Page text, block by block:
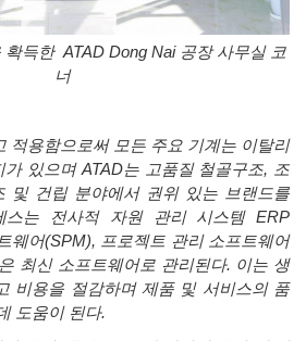
확득한ATAD Dong Nai 공장 사무실 코
너
적용함으로써 모든 주요 기계는 이탈리
가 있으며ATAD는 고품질 철골구조, 조
및 건립 분야에서 권위 있는 브랜드를
스는 전사적 자원 관리 시스템ERP
웨어(SPM), 프로젝트 관리 소프트웨어
최신 소프트웨어로 관리된다. 이는 생
비용을 절감하며 제품 및 서비스의 품
도움이 된다.